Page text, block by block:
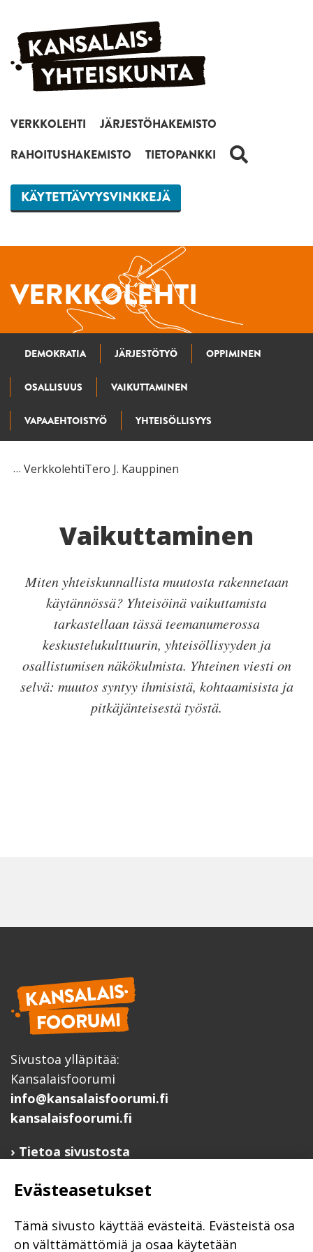
Siirry sisältöön
VERKKOLEHTI
JÄRJESTÖHAKEMISTO
RAHOITUSHAKEMISTO
TIETOPANKKI HAKU
KÄYTETTÄVYYSVINKKEJÄ
VERKKOLEHTI
DEMOKRATIA JÄRJESTÖTYÖ OPPIMINEN
OSALLISUUS VAIKUTTAMINEN
VAPAAEHTOISTYÖ YHTEISÖLLISYYS
VerkkolehtiTero J. Kauppinen
Vaikuttaminen
Miten yhteiskunnallista muutosta rakennetaan
käytännössä? Yhteisöinä vaikuttamista
tarkastellaan tässä teemanumerossa
keskustelukulttuurin, yhteisöllisyyden ja
osallistumisen näkökulmista. Yhteinen viesti on
selvä: muutos syntyy ihmisistä, kohtaamisista ja
pitkäjänteisestä työstä.
Sivustoa ylläpitää:
Kansalaisfoorumi
info@kansalaisfoorumi.fi
kansalaisfoorumi.fi
Tietoa sivustosta
Ilmoita järjestösi järjestöhakemistoon
Järjestötietäjä-testi
Anna palautetta
Evästeasetukset
Tämä sivusto käyttää evästeitä. Evästeistä osa
on välttämättömiä ja osaa käytetään